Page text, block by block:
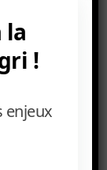
la
!
enjeux